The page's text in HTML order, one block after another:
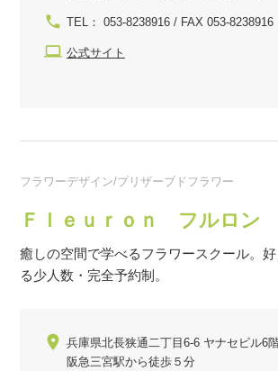
TEL： 053-8238916 / FAX 053-8238916
公式サイト
フラワーデザイン/プリザーブドフラワー
Ｆｌｅｕｒｏｎ フルロン
癒しの空間で学べるフラワースクール。
る少人数・完全予約制。
兵庫県北長狭通二丁目6-6 ヤナセビル6
阪急三宮駅から徒歩５分